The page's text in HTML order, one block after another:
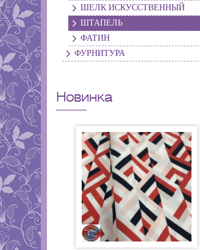
ШЕЛК ИСКУССТВЕННЫЙ
ШТАПЕЛЬ
ФАТИН
ФУРНИТУРА
Новинка